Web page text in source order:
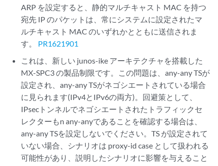
ARP を設定すると、静的マルチキャスト MAC を持つ
宛先 IP のパケットは、常にシステムに設定されたマ
ルチキャスト MAC のいずれかとともに送信されま
す。 PR1621901
これは、新しい junos-ike アーキテクチャを搭載した
MX-SPC3 の製品制限です。この問題は、any-any TSが
設定され、any-any TSがネゴシエートされている場合
に見られます(IPv4とIPv6の両方)。回避策として、
IPsecトンネルでネゴシエートされたトラフィックセ
レクターもn any-anyであることを確認する場合は、
any-any TSを設定しないでください。TS が設定されて
いない場合、シナリオは proxy-id case として扱われる
可能性があり、説明したシナリオに影響を与えること